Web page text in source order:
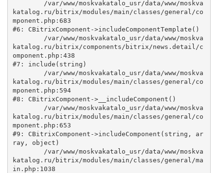
katalog.ru/bitrix/modules/main/classes/general/co
mponent.php:683
#6: CBitrixComponent->includeComponentTemplate()
katalog.ru/bitrix/components/bitrix/news.detail/c
omponent.php:438
#7: include(string)
katalog.ru/bitrix/modules/main/classes/general/co
mponent.php:594
#8: CBitrixComponent->__includeComponent()
katalog.ru/bitrix/modules/main/classes/general/co
mponent.php:653
#9: CBitrixComponent->includeComponent(string, ar
ray, object)
katalog.ru/bitrix/modules/main/classes/general/ma
in.php:1038